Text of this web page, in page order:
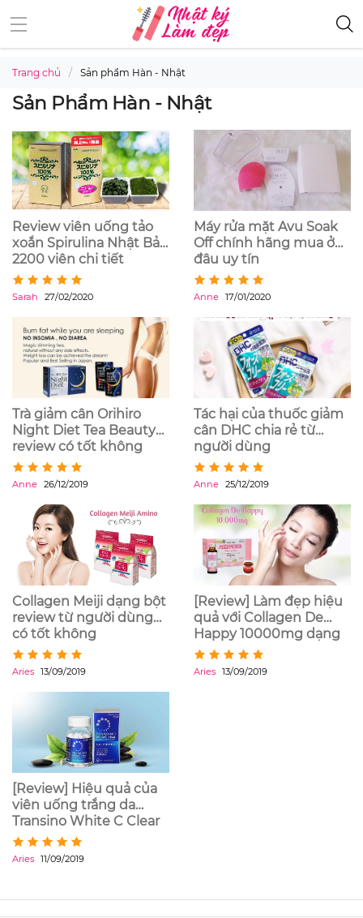
Trang chủ Sản phẩm Hàn - Nhật
Sản Phẩm Hàn - Nhật
Review viên uống tảo
xoắn Spirulina Nhật Bản
2200 viên chi tiết
Sarah 27/02/2020
Máy rửa mặt Avu Soak
Off chính hãng mua ở
đâu uy tín
Anne 17/01/2020
Trà giảm cân Orihiro
Night Diet Tea Beauty
review có tốt không
trên webtretho
Anne 26/12/2019
Tác hại của thuốc giảm
cân DHC chia rẻ từ
người dùng
Anne 25/12/2019
Collagen Meiji dạng bột
review từ người dùng
có tốt không
Aries 13/09/2019
[Review] Làm đẹp hiệu
quả với Collagen De
Happy 10000mg dạng
nước của Nhật
Aries 13/09/2019
[Review] Hiệu quả của
viên uống trắng da
Transino White C Clear
Nhật Bản
Aries 11/09/2019